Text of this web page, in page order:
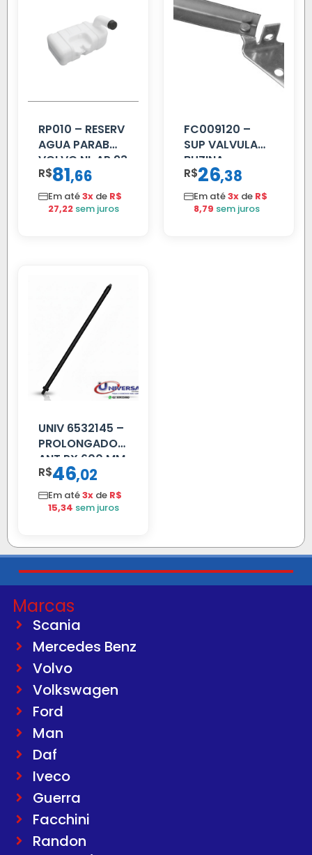
RP010 – RESERV
AGUA PARAB
VOLVO NL AP 93
R$81,66
Em até3x de R$
27,22 sem juros
FC009120 –
SUP VALVULA
BUZINA
C/ALAVANCA
R$26,38
Em até3x de R$
8,79 sem juros
UNIV 6532145 –
PROLONGADOR
ANT PX 600 MM
FIBRA PRETA
R$46,02
Em até3x de R$
15,34 sem juros
Marcas
Scania
Mercedes Benz
Volvo
Volkswagen
Ford
Man
Daf
Iveco
Guerra
Facchini
Randon